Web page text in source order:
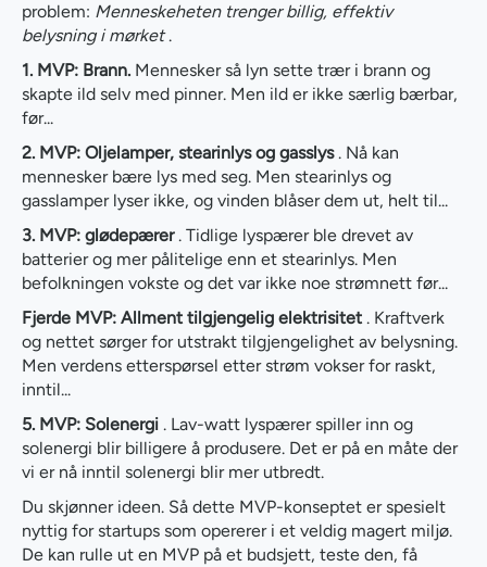
problem: Menneskeheten trenger billig, effektiv
belysning i mørket.
1. MVP: Brann. Mennesker så lyn sette trær i brann og
skapte ild selv med pinner. Men ild er ikke særlig bærbar,
før...
2. MVP: Oljelamper, stearinlys og gasslys. Nå kan
mennesker bære lys med seg. Men stearinlys og
gasslamper lyser ikke, og vinden blåser dem ut, helt til...
3. MVP: glødepærer. Tidlige lyspærer ble drevet av
batterier og mer pålitelige enn et stearinlys. Men
befolkningen vokste og det var ikke noe strømnett før...
Fjerde MVP: Allment tilgjengelig elektrisitet. Kraftverk
og nettet sørger for utstrakt tilgjengelighet av belysning.
Men verdens etterspørsel etter strøm vokser for raskt,
inntil...
5. MVP: Solenergi . Lav-watt lyspærer spiller inn og
solenergi blir billigere å produsere. Det er på en måte der
vi er nå inntil solenergi blir mer utbredt.
Du skjønner ideen. Så dette MVP-konseptet er spesielt
nyttig for startups som opererer i et veldig magert miljø.
De kan rulle ut en MVP på et budsjett, teste den, få